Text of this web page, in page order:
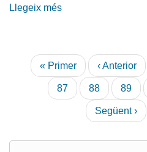
Llegeix més
general
de
Telecomunicacions
i
Societat
PaginacióPrimera
pàgina
« Primer
Pàgina
anterior
‹ Anterior
Pàgina
87 Pàgina
88 Pàgina
89
Pàgina
Següent ›